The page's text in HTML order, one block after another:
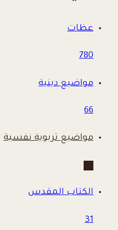
عظات
780
مواضيع دينية
66
مواضيع تربوية نفسية
الكتاب المقدس
31